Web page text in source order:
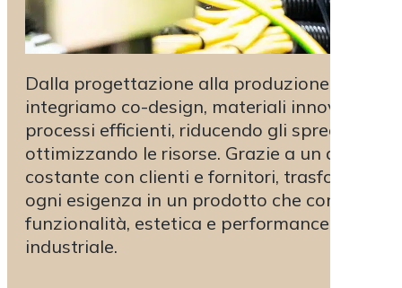
Dalla progettazione alla produzione,
integriamo co-design, materiali innovativi e
processi efficienti, riducendo gli sprechi e
ottimizzando le risorse. Grazie a un dialogo
costante con clienti e fornitori, trasformiamo
ogni esigenza in un prodotto che combina
funzionalità, estetica e performance
industriale.